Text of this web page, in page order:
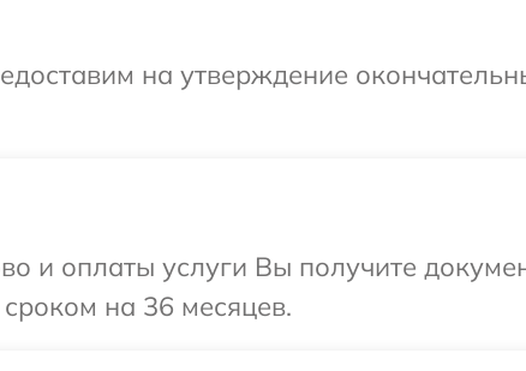
на утверждение
и оплаты услуги Вы получите
на 36 месяцев.